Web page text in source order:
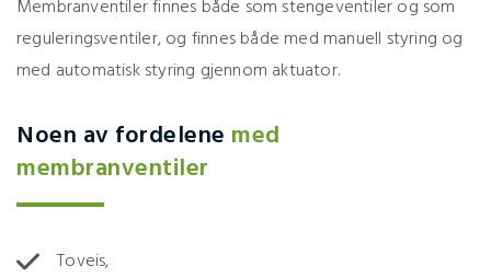
Membranventiler finnes både som stengeventiler og som
reguleringsventiler, og finnes både med manuell styring og
med automatisk styring gjennom aktuator.
Noen av fordelene med
membranventiler
Toveis,